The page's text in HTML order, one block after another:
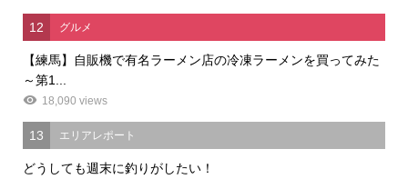
12 グルメ
【練馬】自販機で有名ラーメン店の冷凍ラーメンを買ってみた
～第1...
18,090 views
13 エリアレポート
どうしても週末に釣りがしたい！